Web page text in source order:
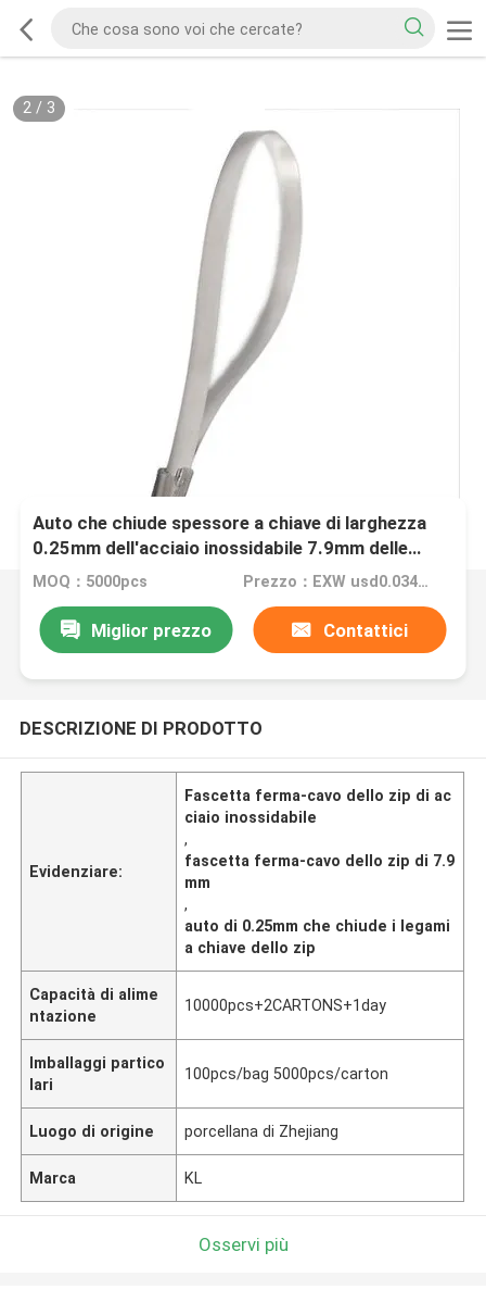
2/ 3
Auto che chiude spessore a chiave di larghezza
0.25mm dell'acciaio inossidabile 7.9mm delle
fascette ferma-cavo 316 dello zip
MOQ：5000pcs Prezzo：EXW usd0.034/pcs
Miglior prezzo Contattici
DESCRIZIONE DI PRODOTTO
Evidenziare:
Fascetta ferma-cavo dello zip di ac
ciaio inossidabile
,
fascetta ferma-cavo dello zip di 7.9
mm
,
auto di 0.25mm che chiude i legami
a chiave dello zip
Capacità di alime
ntazione
10000pcs+2CARTONS+1day
Imballaggi partico
lari
100pcs/bag 5000pcs/carton
Luogo di origine porcellana di Zhejiang
Marca KL
Osservi più